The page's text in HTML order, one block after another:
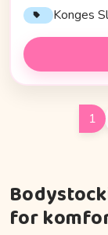
Konges
1
for